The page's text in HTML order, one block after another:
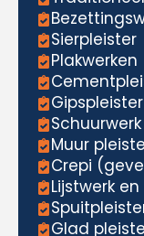
Sierpleister
Plakwerken
Gipspleister
Schuurwerk
Muur
Crepi
Lijstwerk
Glad